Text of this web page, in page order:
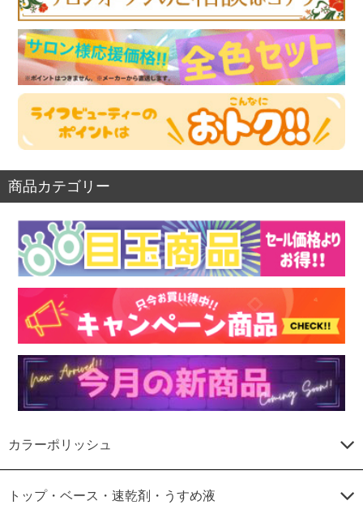
商品カテゴリー
カラーポリッシュ
トップ・ベース・速乾剤・うすめ液